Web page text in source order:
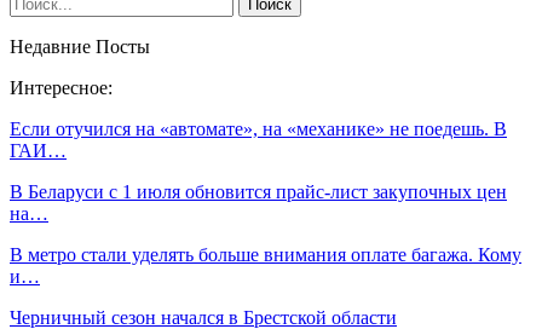
Недавние Посты
Интересное:
Если отучился на «автомате», на «механике» не поедешь. В
ГАИ…
В Беларуси с 1 июля обновится прайс-лист закупочных цен
на…
В метро стали уделять больше внимания оплате багажа. Кому
и…
Черничный сезон начался в Брестской области